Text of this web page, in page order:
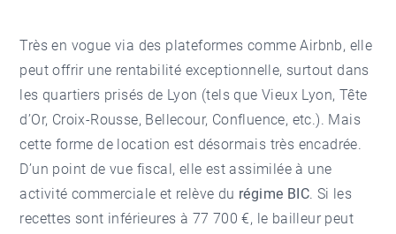
Très en vogue via des plateformes comme Airbnb, elle
peut offrir une rentabilité exceptionnelle, surtout dans
les quartiers prisés de Lyon (tels queVieux Lyon, Tête
d’Or, Croix-Rousse, Bellecour, Confluence, etc.). Mais
cette forme de location est désormais très encadrée.
D’un point de vue fiscal, elle est assimilée à une
activité commerciale et relève du régime BIC. Si les
recettes sont inférieures à 77 700 €, le bailleur peut